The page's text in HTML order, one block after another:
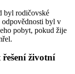
byl rodičovské
byl v
pobyt, pokud žije
řešení životní